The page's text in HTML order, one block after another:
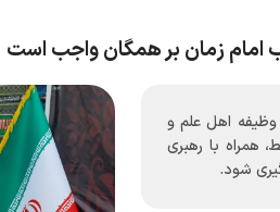
امام زمان بر همگان واجب است
وظیفه اهل علم و
همراه با رهبری
شود.